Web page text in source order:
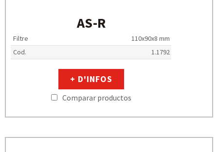
AS-R
Filtre
110x90x8 mm
Cod.
1.1792
+ D'INFOS
Comparar productos